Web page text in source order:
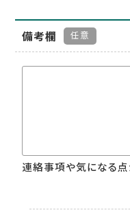
備考欄 任意
連絡事項や気になる点